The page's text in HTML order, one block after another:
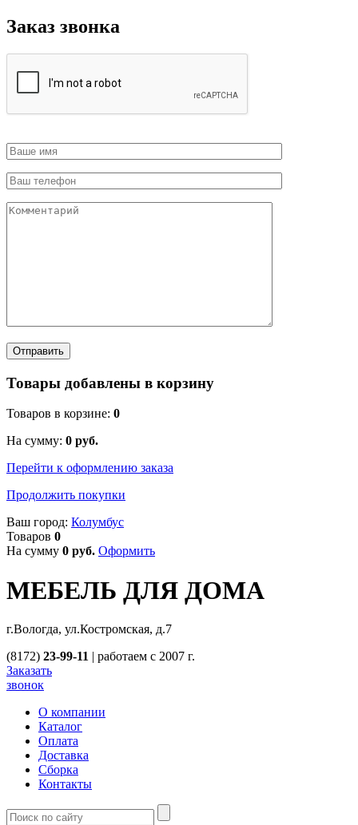
Заказ звонка
Товары добавлены в корзину
Товаров в корзине: 0
На сумму: 0 руб.
Перейти к оформлению заказа
Продолжить покупки
Ваш город: Колумбус
Товаров 0
На сумму 0 руб. Оформить
МЕБЕЛЬ ДЛЯ ДОМА
г.Вологда, ул.Костромская, д.7
(8172) 23-99-11 | работаем с 2007 г.
Заказать
звонок
О компании
Каталог
Оплата
Доставка
Сборка
Контакты